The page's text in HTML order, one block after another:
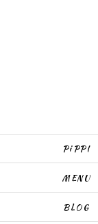
PiPPI
MENU
BLOG